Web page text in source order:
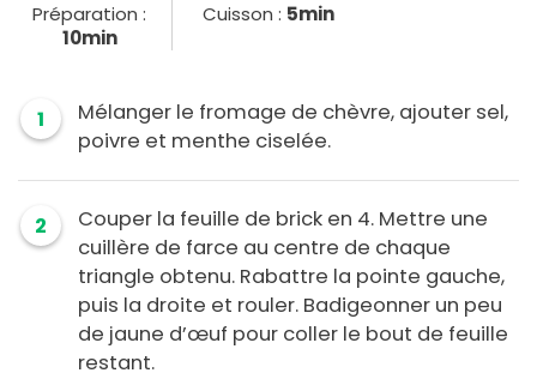
Préparation :
10min
Cuisson : 5min
1
Mélanger le fromage de chèvre, ajouter sel,
poivre et menthe ciselée.
2
Couper la feuille de brick en 4. Mettre une
cuillère de farce au centre de chaque
triangle obtenu. Rabattre la pointe gauche,
puis la droite et rouler. Badigeonner un peu
de jaune d’œuf pour coller le bout de feuille
restant.